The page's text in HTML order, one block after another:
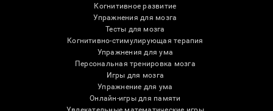
Когнитивное развитие
Упражнения для мозга
Тесты для мозга
Когнитивно-стимулирующая терапия
Упражнения для ума
Персональная тренировка мозга
Игры для мозга
Упражнение для ума
Онлайн-игры для памяти